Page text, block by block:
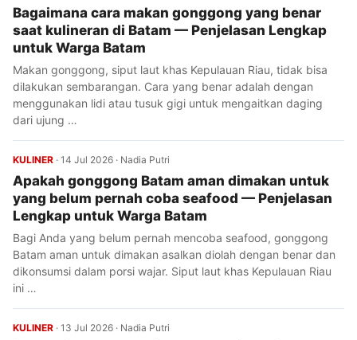
Bagaimana cara makan gonggong yang benar
saat kulineran di Batam — Penjelasan Lengkap
untuk Warga Batam
Makan gonggong, siput laut khas Kepulauan Riau, tidak bisa
dilakukan sembarangan. Cara yang benar adalah dengan
menggunakan lidi atau tusuk gigi untuk mengaitkan daging
dari ujung …
KULINER · 14 Jul 2026 · Nadia Putri
Apakah gonggong Batam aman dimakan untuk
yang belum pernah coba seafood — Penjelasan
Lengkap untuk Warga Batam
Bagi Anda yang belum pernah mencoba seafood, gonggong
Batam aman untuk dimakan asalkan diolah dengan benar dan
dikonsumsi dalam porsi wajar. Siput laut khas Kepulauan Riau
ini …
KULINER · 13 Jul 2026 · Nadia Putri